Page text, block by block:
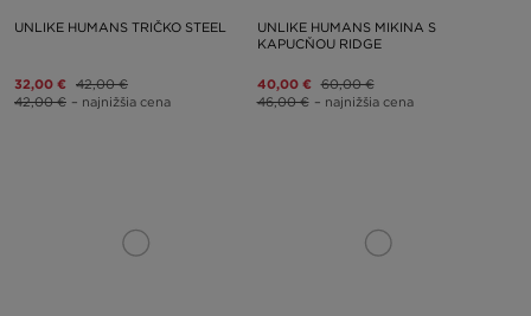
UNLIKE HUMANS TRIČKO STEEL
32,00 € 42,00 €
42,00 € – najnižšia cena
UNLIKE HUMANS MIKINA S
KAPUCŇOU RIDGE
40,00 € 60,00 €
46,00 € – najnižšia cena